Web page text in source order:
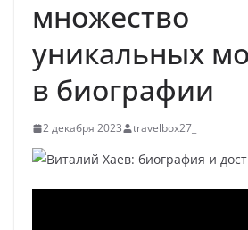
множество
уникальных
в биографии
2 декабря 2023 travelbox27_